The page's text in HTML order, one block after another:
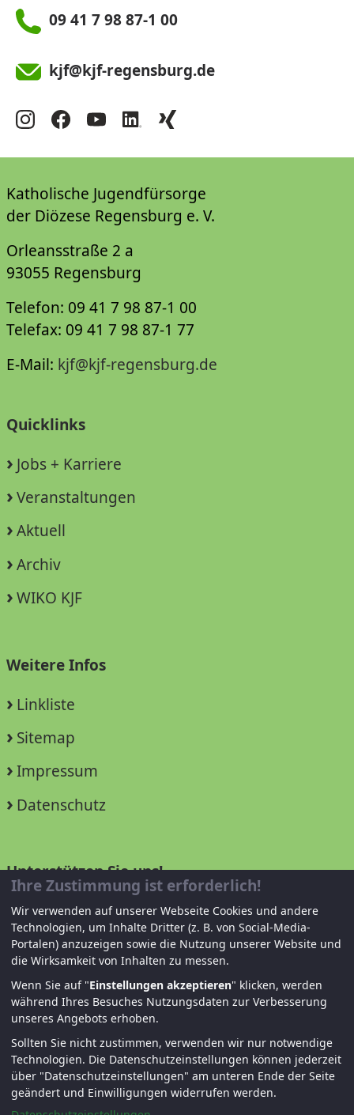
09 41 7 98 87-1 00
kjf@kjf-regensburg.de
Katholische Jugendfürsorge
der Diözese Regensburg e. V.
Orleansstraße 2 a
93055 Regensburg
Telefon: 09 41 7 98 87-1 00
Telefax: 09 41 7 98 87-1 77
E-Mail: kjf@kjf-regensburg.de
Quicklinks
Jobs + Karriere
Veranstaltungen
Aktuell
Archiv
WIKO KJF
Weitere Infos
Linkliste
Sitemap
Impressum
Datenschutz
Unterstützen Sie uns!
Mitglied werden
Spenden und helfen
© KJF Regensburg – Alle Rechte vorbehalten. |
Fernwartung|Anmelden
Ihre Zustimmung ist erforderlich!
Wir verwenden auf unserer Webseite Cookies und andere
Technologien, um Inhalte Dritter (z. B. von Social-Media-
Portalen) anzuzeigen sowie die Nutzung unserer Website und
die Wirksamkeit von Inhalten zu messen.
Wenn Sie auf "Einstellungen akzeptieren" klicken, werden
während Ihres Besuches Nutzungsdaten zur Verbesserung
unseres Angebots erhoben.
Sollten Sie nicht zustimmen, verwenden wir nur notwendige
Technologien. Die Datenschutzeinstellungen können jederzeit
über "Datenschutzeinstellungen" am unteren Ende der Seite
geändert und Einwilligungen widerrufen werden.